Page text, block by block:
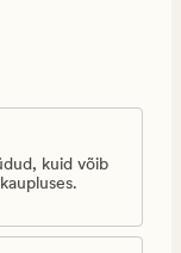
kuid võib